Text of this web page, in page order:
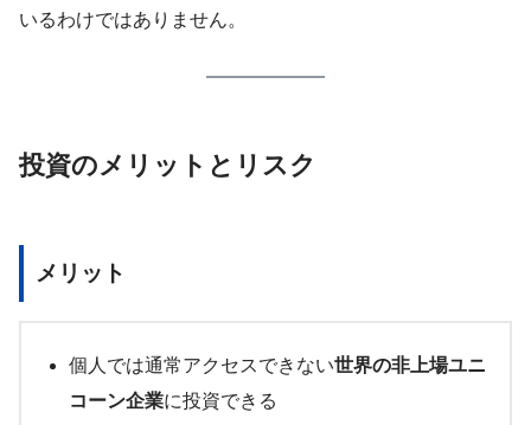
いるわけではありません。
投資のメリットとリスク
メリット
個人では通常アクセスできない世界の非上場ユニ
コーン企業に投資できる